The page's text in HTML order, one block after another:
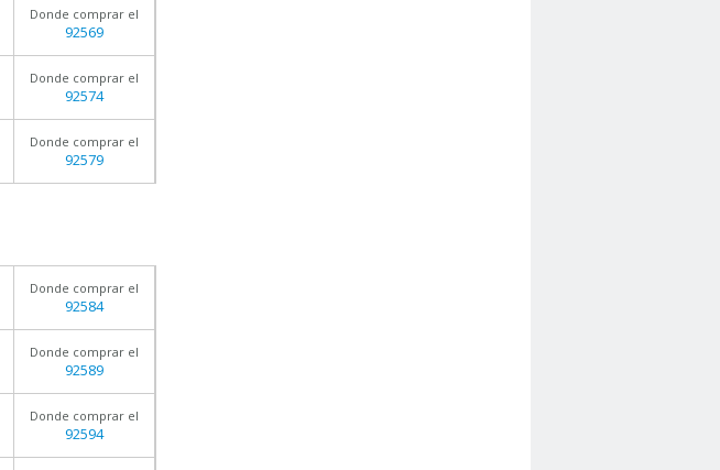
Donde comprar el
92569
Donde comprar el
92574
Donde comprar el
92579
Donde comprar el
92584
Donde comprar el
92589
Donde comprar el
92594